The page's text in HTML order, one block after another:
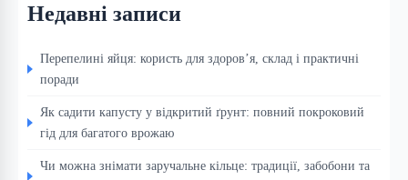
Недавні записи
Перепелині яйця: користь для здоров’я, склад і практичні
поради
Як садити капусту у відкритий ґрунт: повний покроковий
гід для багатого врожаю
Чи можна знімати заручальне кільце: традиції, забобони та